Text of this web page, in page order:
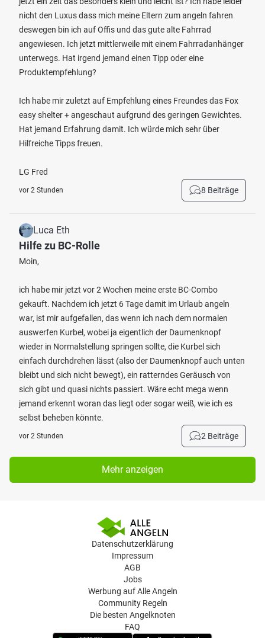
nicht den Luxus dass mich meine Eltern zum angeln fahren
deswegen bin ich auf Offis und das gute alte Fahrrad
angewiesen. Ich jetzt mittlerweile mit einem Fahrradanhänger
unterwegs. Hat irgend jemand einen Tipp oder eine
Produktempfehlung?
Ich habe mir zuletzt auf Empfehlung eines Freundes das Fox
easy shelter + angeschaut aufgrund des geringen Gewichtes.
Hat jemand Erfahrung damit. Ich würde mich sehr über
Hilfreiche Tipps freuen.
LG Fred
vor 2 Stunden 8 Beiträge
Luca Eth
Hilfe zu BC-Rolle
Moin,
ich habe mir jetzt vor 2 Wochen meine erste BC-Combo
gekauft. Nachdem ich jetzt 6 Tage damit im Urlaub angeln
war, ist mir aufgefallen, das wenn ich nach dem normalen
auswerfen Kurbel, wobei ja eigentlich der Daumenknopf
wieder in Normalstellung springen sollte, die Kurbel sich
einfach durchdrehen lässt (also der Daumenknopf auch unten
bleibt und sich nicht bewegt), ein ratterndes Geräusch von
sich gibt und quasi nichts passiert. Wäre echt mega wenn
jemand erkennt woran das liegt oder sogar weiß, wie ich es
selbst beheben könnte.
vor 2 Stunden 2 Beiträge
Mehr anzeigen
Datenschutzerklärung
Impressum
AGB
Jobs
Werbung auf Alle Angeln
Community Regeln
Die besten Angelknoten
FAQ